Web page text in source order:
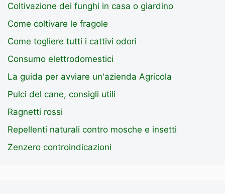
Coltivazione dei funghi in casa o giardino
Come coltivare le fragole
Come togliere tutti i cattivi odori
Consumo elettrodomestici
La guida per avviare un'azienda Agricola
Pulci del cane, consigli utili
Ragnetti rossi
Repellenti naturali contro mosche e insetti
Zenzero controindicazioni